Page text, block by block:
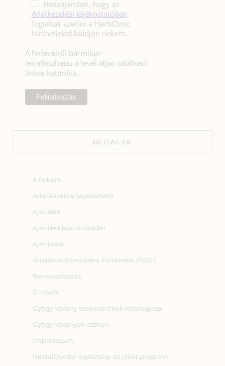
Hozzájárulok, hogy az
Adatkezelési tájékoztatóban
foglaltak szerint a HerbClinic
hírleveleket küldjön nekem.
A hírlevélről bármikor
leiratkozhatsz a levél alján található
linkre kattintva.
OLDALAK
A fiókom
Adatkezelési tájékoztató
Ajándék
Ajándék köszönőoldal
Ajánlások
Általános Szerződési Feltételek (ÁSZF)
Bemutatkozás
Címkék
Gyógynövény teakeverékek katalógusa
Gyógynövények otthon
Impresszum
Iskolai/óvodai egészség‑ és jóllét program